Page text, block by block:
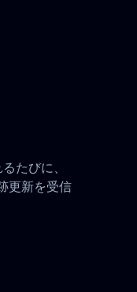
たびに、
更新を受信